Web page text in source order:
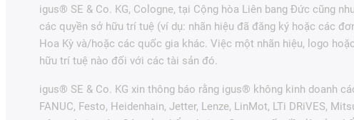
igus® SE & Co. KG, Cologne, tại Cộng hòa Liên bang Đức cũng
các quyền sở hữu trí tuệ (ví dụ: nhãn hiệu đã đăng ký hoặc các
Hoa Kỳ và/hoặc các quốc gia khác. Việc một nhãn hiệu, logo
hữu trí tuệ nào đối với các tài sản đó.
igus® SE & Co. KG xin thông báo rằng igus® không kinh doanh
FANUC, Festo, Heidenhain, Jetter, Lenze, LinMot, LTi DRiVES,